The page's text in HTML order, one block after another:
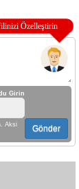
Girin
Aksi
Gönder